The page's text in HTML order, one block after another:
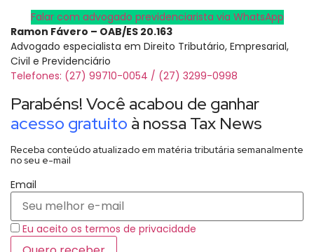
Falar com advogado previdenciarista via WhatsApp
Ramon Fávero – OAB/ES 20.163
Advogado especialista em Direito Tributário, Empresarial,
Civil e Previdenciário
Telefones: (27) 99710-0054 / (27) 3299-0998
Parabéns! Você acabou de ganhar
acesso gratuito à nossa Tax News
Receba conteúdo atualizado em matéria tributária semanalmente
no seu e-mail
Email
Eu aceito os termos de privacidade